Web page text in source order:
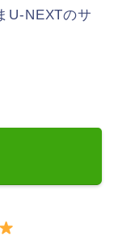
U-NEXTのサ